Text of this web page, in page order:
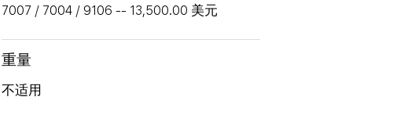
7007 / 7004 / 9106 -- 13,500.00 美元
重量
不适用